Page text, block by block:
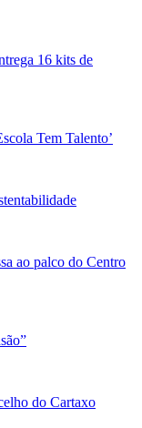
16 kits de
Tem Talento’
ao palco do Centro
do Cartaxo